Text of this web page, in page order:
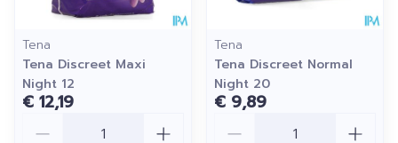
Tena
Tena Discreet Maxi
Night 12
€ 12,19
Tena
Tena Discreet Normal
Night 20
€ 9,89